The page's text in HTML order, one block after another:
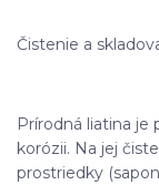
Čistenie a
Prírodná liatina
korózii. Na jej
prostriedky